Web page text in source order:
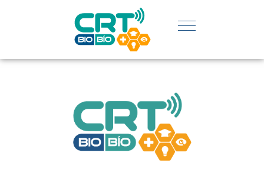
REGIÓN:
CONOCE
LOGROS
DE CRT
BIOBÍO